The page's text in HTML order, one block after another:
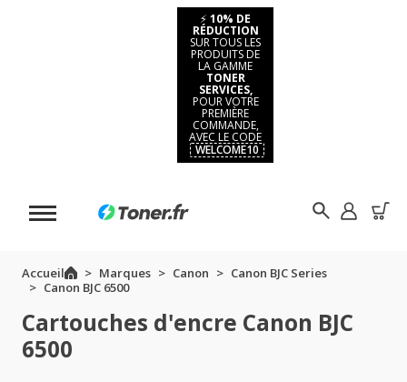
⚡ 10% DE
RÉDUCTION
SUR TOUS LES
PRODUITS DE
LA GAMME
TONER
SERVICES,
POUR VOTRE
PREMIÈRE
COMMANDE,
AVEC LE CODE
WELCOME10
Accueil Marques Canon
Canon BJC Series
Canon BJC 6500
Cartouches d'encre Canon BJC
6500